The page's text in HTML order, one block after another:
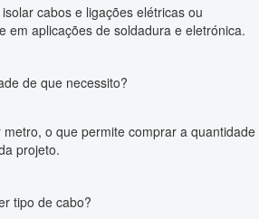
cabos e ligações elétricas ou
em aplicações de soldadura e eletrónica.
de que necessito?
o que permite comprar a quantidade
projeto.
tipo de cabo?